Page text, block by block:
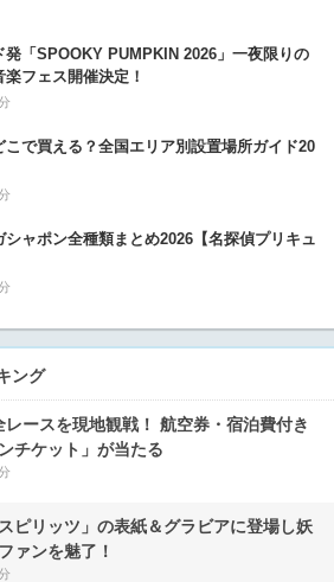
発「SPOOKY PUMPKIN 2026」一夜限りの
フェス開催決定！
こで買える？全国エリア別設置場所ガイド20
シャポン全種類まとめ2026【名探偵プリキュ
ング
ースを現地観戦！ 航空券・宿泊費付き
チケット」が当たる
ピリッツ」の表紙＆グラビアに登場し妖
ァンを魅了！